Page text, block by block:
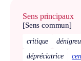
Sens principaux
[Sens commun]
critique
dépréciatrice